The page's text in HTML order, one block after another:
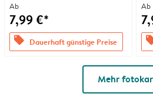
Ab
7,99 €*
offers Dauerhaft günstige Preise
Ab
Mehr